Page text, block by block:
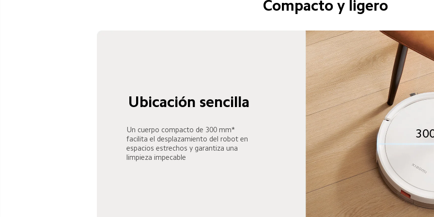
Compacto y ligero
Ubicación sencilla
Un cuerpo compacto de 300 mm*
facilita el desplazamiento del robot en
espacios estrechos y garantiza una
limpieza impecable